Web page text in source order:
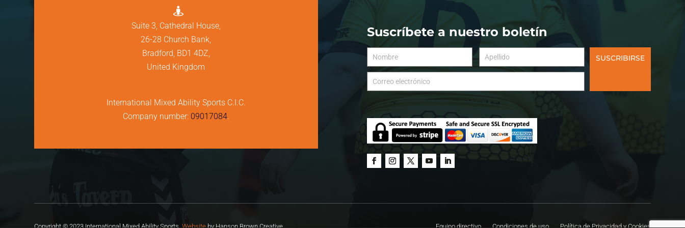

Suite 3, Cathedral House,
26-28 Church Bank,
Bradford, BD1 4DZ,
United Kingdom
International Mixed Ability Sports C.I.C.
Company number: 09017084.
Suscríbete a nuestro boletín
SUSCRIBIRSE
Copyright © 2023 International Mixed Ability Sports.Website by Hanson Brown Creative. Equipo directivo Condiciones de uso Política de Privacidad y Cookies